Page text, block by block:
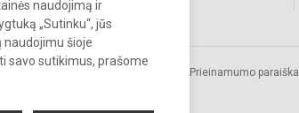
naudojimą ir
„Sutinku“, jūs
naudojimu šioje
savo sutikimus, prašome
teisės saugomos.
sutikimo griežtai
Prieinamumo paraiška